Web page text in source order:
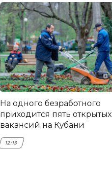
На одного безработного
приходится пять открытых
вакансий на Кубани
12:13